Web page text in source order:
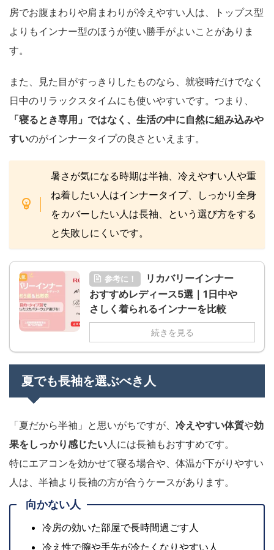
房でお腹まわりや肩まわりが冷えやすい人は、トップス型
よりもインナー型のほうが使い勝手がよいことがありま
す。
また、見た目がすっきりしたものなら、就寝時だけでなく
日中のリラックスタイムにも使いやすいです。つまり、
「寝るとき専用」ではなく、生活の中に自然に組み込みや
すいのがインナータイプの良さといえます。
暑さが気になる時期は半袖、冷えやすい人や重
ね着したい人はインナータイプ、しっかり全身
をカバーしたい人は長袖、という選び方をする
と失敗しにくいです。
参考に！
リカバリーインナー
おすすめレディース5選｜1日中や
さしく着られるインナーを比較
続きを見る
夏でも長袖を選ぶべき人
「夏だから半袖」と思いがちですが、 冷えやすい体質や効
果をしっかり感じたい 人には長袖もおすすめです。
特にエアコンを効かせて寝る場合や、体温が下がりやすい
人は、半袖より長袖の方が合うケースがあります。
向かない人
冷房の効いた部屋で長時間過ごす人
冷え性で腕や手先が冷たくなりやすい人